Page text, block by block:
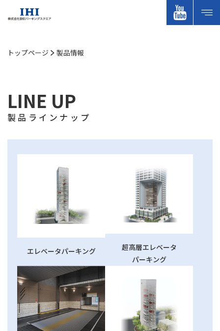
トップページ 製品情報
LINE UP
製品ラインナップ
エレベータパーキング
超高層エレベータ
パーキング